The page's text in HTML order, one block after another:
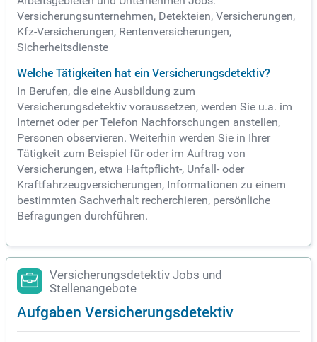
Versicherungsunternehmen, Detekteien, Versicherungen,
Kfz-Versicherungen, Rentenversicherungen,
Sicherheitsdienste
Welche Tätigkeiten hat ein Versicherungsdetektiv?
In Berufen, die eine Ausbildung zum
Versicherungsdetektiv voraussetzen, werden Sie u.a. im
Internet oder per Telefon Nachforschungen anstellen,
Personen observieren. Weiterhin werden Sie in Ihrer
Tätigkeit zum Beispiel für oder im Auftrag von
Versicherungen, etwa Haftpflicht-, Unfall- oder
Kraftfahrzeugversicherungen, Informationen zu einem
bestimmten Sachverhalt recherchieren, persönliche
Befragungen durchführen.
Versicherungsdetektiv Jobs und
Stellenangebote
Aufgaben Versicherungsdetektiv